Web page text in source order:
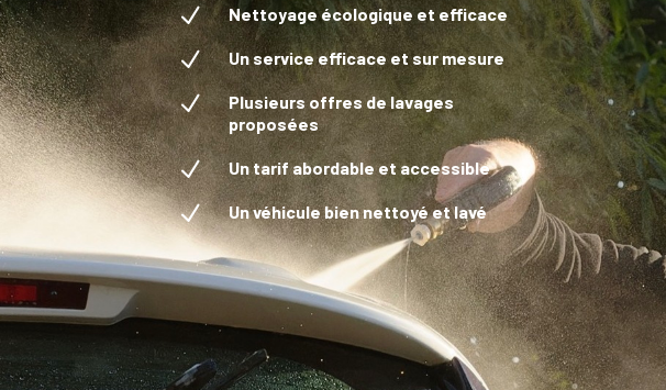
N Nettoyage écologique et efficace
N Un service efficace et sur mesure
N
Plusieurs offres de lavages
proposées
N Un tarif abordable et accessible
N Un véhicule bien nettoyé et lavé